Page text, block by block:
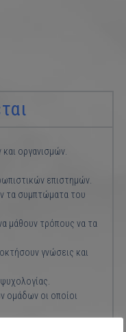
και οργανισμών.
επιστημών.
τα συμπτώματα του
μάθουν τρόπους να τα
γνώσεις και
ομάδων οι οποίοι